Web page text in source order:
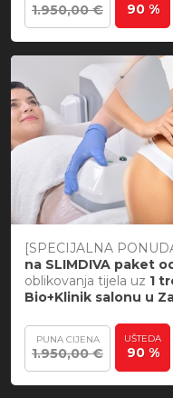
1.950,00 € 90 %
[SPECIJALNA
na SLIMDIVA paket
oblikovanja tijela uz 1
Bio+Klinik salonu u
PUNA CIJENA
1.950,00 €
UŠTEDA
90 %